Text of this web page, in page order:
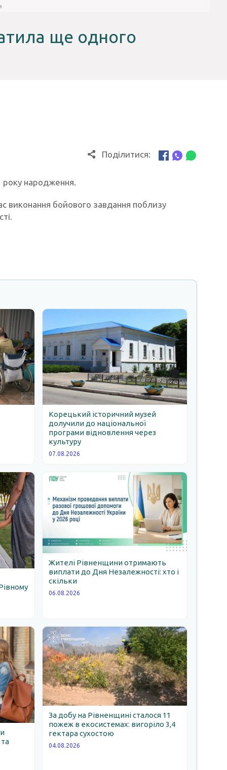
ще одного
Поділитися:
народження.
виконання бойового завдання поблизу
Корецький історичний музей
долучили до національної
програми відновлення через
культуру
07.08.2026
Жителі Рівненщини отримають
виплати до Дня Незалежності: хто і
скільки
06.08.2026
За добу на Рівненщині сталося 11
пожеж в екосистемах: вигоріло 3,4
гектара сухостою
04.08.2026